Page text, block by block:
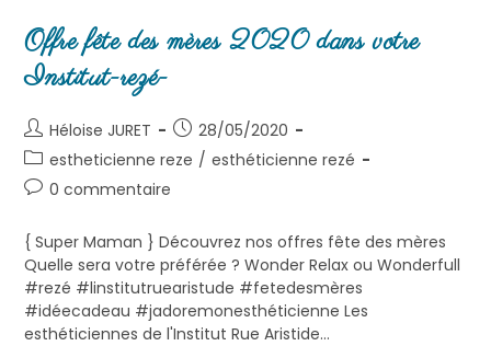
Offre fête des mères 2020 dans votre
Institut-rezé-
Héloise JURET
28/05/2020
estheticienne reze / esthéticienne rezé
0 commentaire
{ Super Maman } Découvrez nos offres fête des mères
Quelle sera votre préférée ? Wonder Relax ou Wonderfull
#rezé #linstitutruearistude #fetedesmères
#idéecadeau #jadoremonesthéticienne Les
esthéticiennes de l'Institut Rue Aristide…